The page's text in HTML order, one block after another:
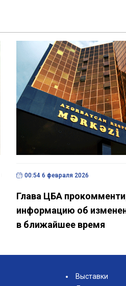
00:54 6 февраля 2026
Глава ЦБА
информацию об
в ближайшее время
Выставки